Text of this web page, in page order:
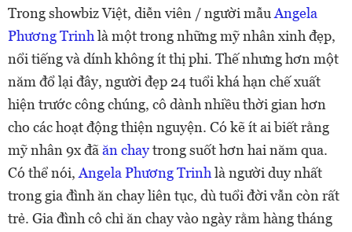
Trong showbiz Việt, diễn viên / người mẫu Angela
Phương Trinhlà một trong những mỹ nhân xinh đẹp,
nổi tiếng và dính không ít thị phi. Thế nhưng hơn một
năm đổ lại đây, người đẹp 24 tuổi khá hạn chế xuất
hiện trước công chúng, cô dành nhiều thời gian hơn
cho các hoạt động thiện nguyện. Có kẽ ít ai biết rằng
mỹ nhân 9x đã ăn chaytrong suốt hơn hai năm qua.
Có thể nói, Angela Phương Trinhlà người duy nhất
trong gia đình ăn chay liên tục, dù tuổi đời vẫn còn rất
trẻ. Gia đình cô chỉ ăn chay vào ngày rằm hàng tháng